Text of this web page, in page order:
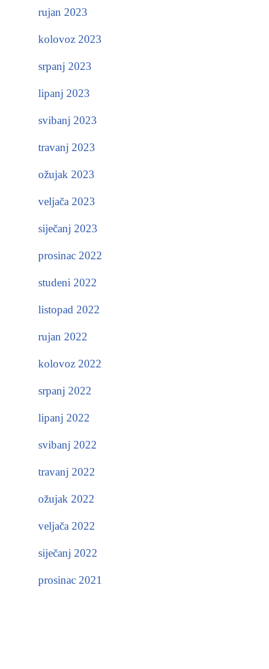
rujan 2023
kolovoz 2023
srpanj 2023
lipanj 2023
svibanj 2023
travanj 2023
ožujak 2023
veljača 2023
siječanj 2023
prosinac 2022
studeni 2022
listopad 2022
rujan 2022
kolovoz 2022
srpanj 2022
lipanj 2022
svibanj 2022
travanj 2022
ožujak 2022
veljača 2022
siječanj 2022
prosinac 2021